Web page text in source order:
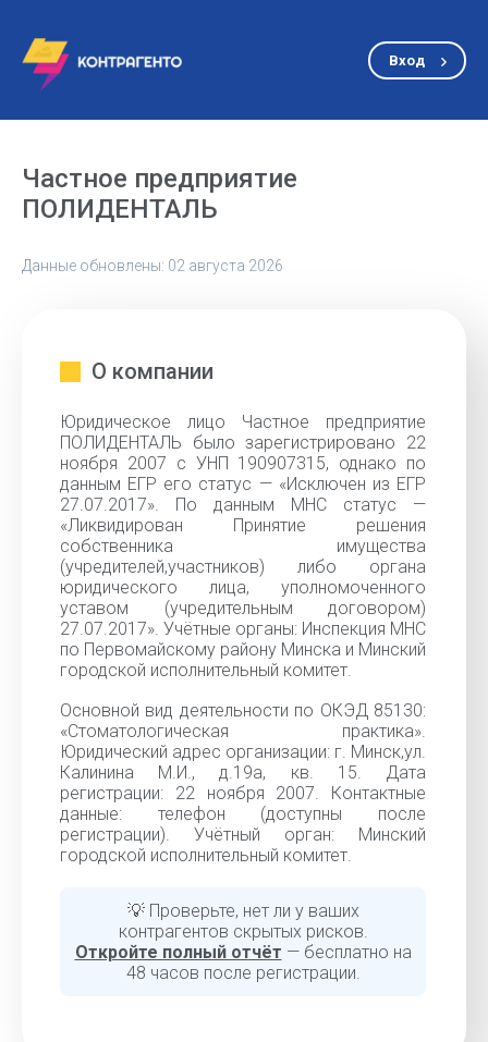
Вход
Частное предприятие
ПОЛИДЕНТАЛЬ
Данные обновлены: 02 августа 2026
О компании
Юридическое лицо Частное предприятие
ПОЛИДЕНТАЛЬ было зарегистрировано 22
ноября 2007 с УНП 190907315, однако по
данным ЕГР его статус — «Исключен из ЕГР
27.07.2017». По данным МНС статус —
«Ликвидирован Принятие решения
собственника имущества
(учредителей,участников) либо органа
юридического лица, уполномоченного
уставом (учредительным договором)
27.07.2017». Учётные органы: Инспекция МНС
по Первомайскому району Минска и Минский
городской исполнительный комитет.
Основной вид деятельности по ОКЭД 85130:
«Стоматологическая практика».
Юридический адрес организации: г. Минск,ул.
Калинина М.И., д.19а, кв. 15. Дата
регистрации: 22 ноября 2007. Контактные
данные: телефон (доступны после
регистрации). Учётный орган: Минский
городской исполнительный комитет.
💡 Проверьте, нет ли у ваших
контрагентов скрытых рисков.
Откройте полный отчёт — бесплатно на
48 часов после регистрации.